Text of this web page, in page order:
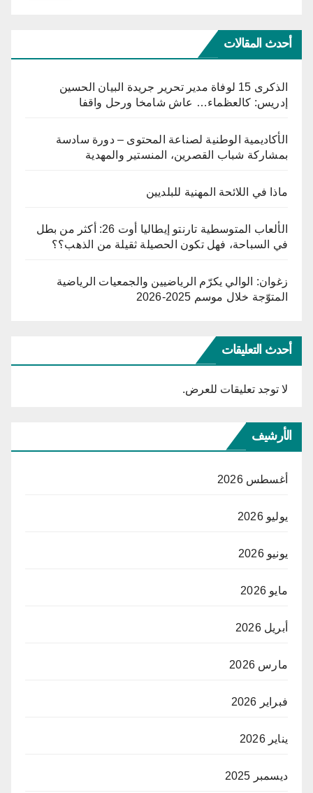
أحدث المقالات
الذكرى 15 لوفاة مدير تحرير جريدة البيان الحسين
إدريس: كالعظماء… عاش شامخا ورحل واقفا
الأكاديمية الوطنية لصناعة المحتوى – دورة سادسة
بمشاركة شباب القصرين، المنستير والمهدية
ماذا في اللائحة المهنية للبلديين
الألعاب المتوسطية تارنتو إيطاليا أوت 26: أكثر من بطل
في السباحة، فهل تكون الحصيلة ثقيلة من الذهب؟؟
زغوان: الوالي يكرّم الرياضيين والجمعيات الرياضية
المتوّجة خلال موسم 2025-2026
أحدث التعليقات
لا توجد تعليقات للعرض.
الأرشيف
أغسطس 2026
يوليو 2026
يونيو 2026
مايو 2026
أبريل 2026
مارس 2026
فبراير 2026
يناير 2026
ديسمبر 2025